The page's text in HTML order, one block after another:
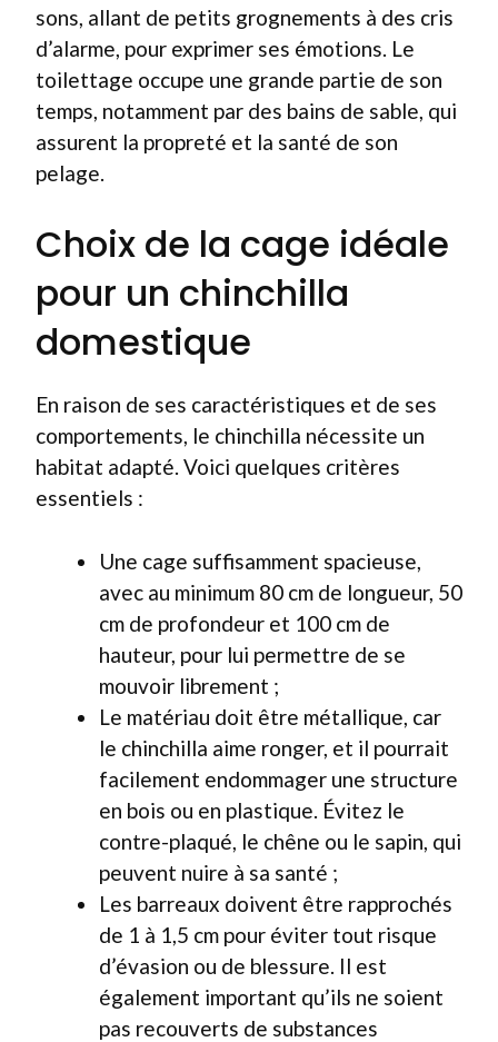
sons, allant de petits grognements à des cris
d’alarme, pour exprimer ses émotions. Le
toilettage occupe une grande partie de son
temps, notamment par des bains de sable, qui
assurent la propreté et la santé de son
pelage.
Choix de la cage idéale
pour un chinchilla
domestique
En raison de ses caractéristiques et de ses
comportements, le chinchilla nécessite un
habitat adapté. Voici quelques critères
essentiels :
Une cage suffisamment spacieuse,
avec au minimum 80 cm de longueur, 50
cm de profondeur et 100 cm de
hauteur, pour lui permettre de se
mouvoir librement ;
Le matériau doit être métallique, car
le chinchilla aime ronger, et il pourrait
facilement endommager une structure
en bois ou en plastique. Évitez le
contre-plaqué, le chêne ou le sapin, qui
peuvent nuire à sa santé ;
Les barreaux doivent être rapprochés
de 1 à 1,5 cm pour éviter tout risque
d’évasion ou de blessure. Il est
également important qu’ils ne soient
pas recouverts de substances